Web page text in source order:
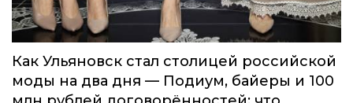
Как Ульяновск стал столицей российской
моды на два дня — Подиум, байеры и 100